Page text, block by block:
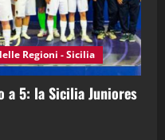
Podcast Sport News
in Podcast: 27^ Puntata
2026)
Podcast
in Podcast: 26^ Puntata
Regioni - Sicilia
a 5: la Sicilia Juniores